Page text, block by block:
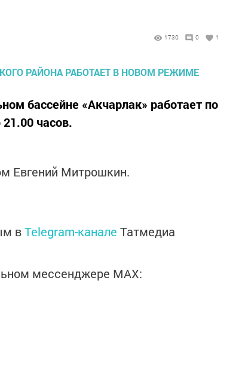
1730 0 1
бассейне «Акчарлак» работает по
часов.
Евгений Митрошкин.
вTelegram-канале Татмедиа
мессенджере MАХ: